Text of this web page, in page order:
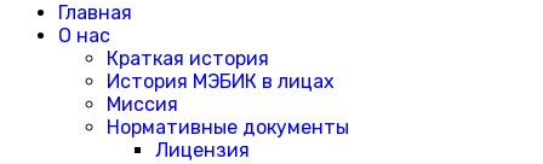
Главная
О нас
Краткая история
История МЭБИК в лицах
Миссия
Нормативные документы
Лицензия